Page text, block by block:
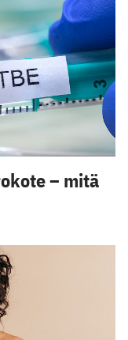
– mitä